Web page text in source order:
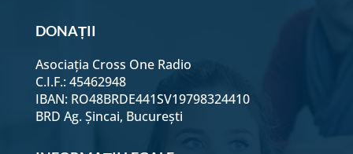
DONAȚII
Asociația Cross One Radio
C.I.F.: 45462948
IBAN: RO48BRDE441SV19798324410
BRD Ag. Șincai, București